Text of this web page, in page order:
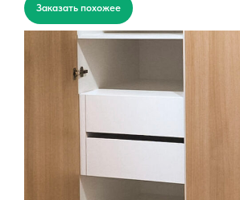
Заказать похожее